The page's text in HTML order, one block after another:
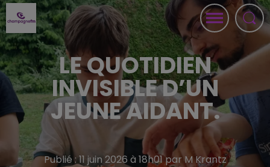
LE QUOTIDIEN
INVISIBLE D’UN
JEUNE AIDANT.
Publié : 11 juin 2026 à 18h01 par M Krantz